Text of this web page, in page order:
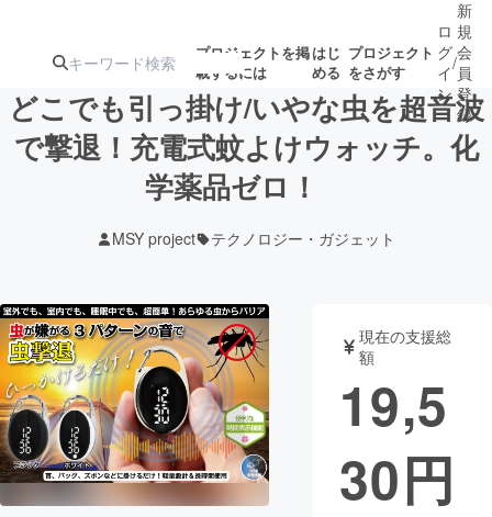
プロジェクトを掲
載するには
はじ
める
プロジェクト
をさがす
注目のリ 注目の新着プロ 募集終了が近いプ
テクノロジー・ガジェット
映像・映画 書籍・雑誌
ビジネス・起業 チャレンジ
ロ
グ
イ
ン
/
新
規
会
員
登
録
どこでも引っ掛け/いやな虫を超音波
で撃退！充電式蚊よけウォッチ。化
学薬品ゼロ！
MSY project テクノロジー・ガジェット
現在の支援総
額
19,5
30円